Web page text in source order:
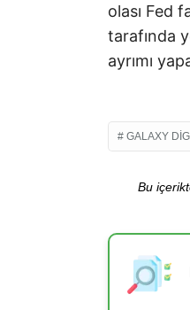
olası Fed
tarafında
ayrımı
GALAXY
Bu